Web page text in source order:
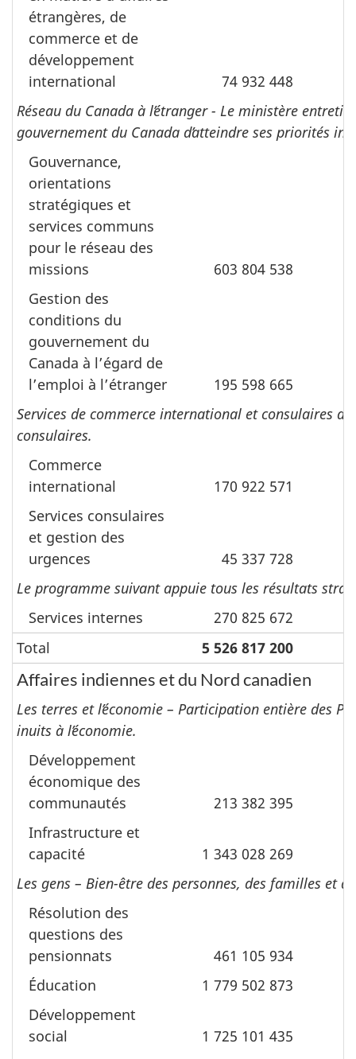
étrangères, de
commerce et de
développement
international
74 932 448
Réseau du Canada à lʼétranger - Le ministère
gouvernement du Canada dʼatteindre ses priorités
Gouvernance,
orientations
stratégiques et
services communs
pour le réseau des
missions
603 804 538
Gestion des
conditions du
gouvernement du
Canada à lʼégard de
lʼemploi à lʼétranger
195 598 665
Services de commerce international et consulaires
consulaires.
Commerce
international
170 922 571
Services consulaires
et gestion des
urgences
45 337 728
Le programme suivant appuie tous les résultats
Services internes
270 825 672
Total
5 526 817 200
Affaires indiennes et du Nord canadien
Les terres et lʼéconomie – Participation entière des
inuits à lʼéconomie.
Développement
économique des
communautés
213 382 395
Infrastructure et
capacité
1 343 028 269
Les gens – Bien-être des personnes, des familles et
Résolution des
questions des
pensionnats
461 105 934
Éducation
1 779 502 873
Développement
social
1 725 101 435